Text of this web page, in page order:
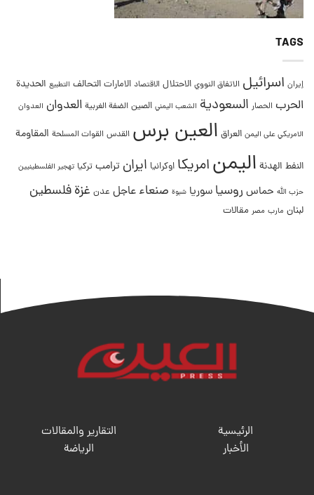
TAGS
إيران اسرائيل الاتفاق النووي الاحتلال الاقتصاد الامارات التحالف التطبيع الحديدة
الحرب الحصار السعودية الشعب اليمني الصين الضفة الغربية العدوان العدوان
الامريكي على اليمن العراق العين برس القدس القوات المسلحة المقاومة
النفط الهدنة اليمنامريكا اوكرانيا ايران ترامب تركيا تهجير الفلسطينيين
حزب الله حماس روسيا سوريا شبوة صنعاء عاجل عدن غزةفلسطين
لبنان مارب مصر مقالات
الرئيسية
الأخبار
التقارير والمقالات
الریاضة